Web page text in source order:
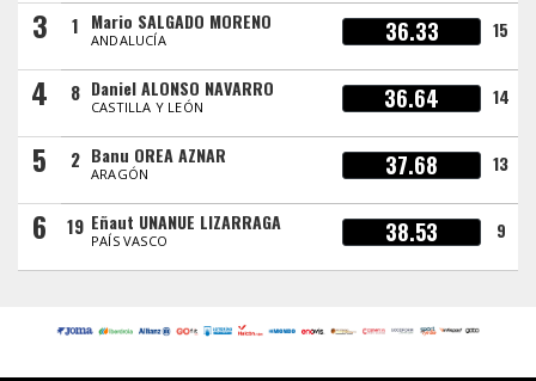
3 1 Mario SALGADO MORENO
ANDALUCÍA 36.33 15
4 8 Daniel ALONSO NAVARRO
CASTILLA Y LEÓN 36.64 14
5 2 Banu OREA AZNAR
ARAGÓN 37.68 13
6 19 Eñaut UNANUE LIZARRAGA
PAÍS VASCO 38.53 9